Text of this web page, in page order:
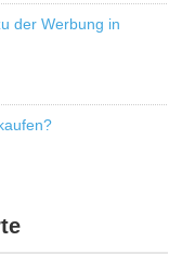
der Werbung in